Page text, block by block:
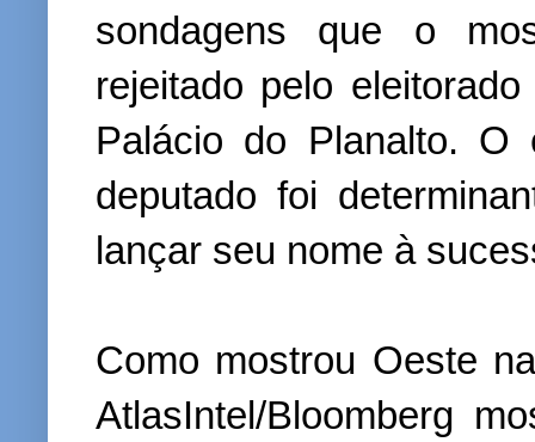
sondagens que o
rejeitado pelo
Palácio do Planalto. O
deputado foi
lançar seu nome à
Como mostrou Oeste
AtlasIntel/Bloomberg